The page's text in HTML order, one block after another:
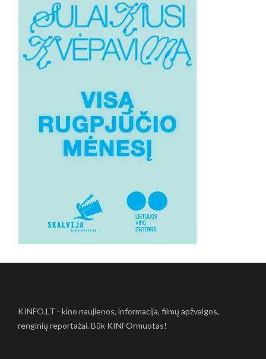
KINFO.LT - kino naujienos, informacija, filmų apžvalgos,
renginių reportažai. Būk KINFOrmuotas!